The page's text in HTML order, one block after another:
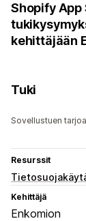
Shopify App
kehittäjään
Tuki
Sovellustuen
Resurssit
Kehittäjä
Enkomion